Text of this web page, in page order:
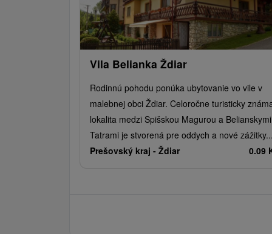
Vila Belianka Ždiar
Rodinnú pohodu ponúka ubytovanie vo vile v
malebnej obci Ždiar. Celoročne turisticky
lokalita medzi Spišskou Magurou a Belianskymi
Tatrami je stvorená pre oddych a nové
Prešovský kraj - Ždiar 0.09